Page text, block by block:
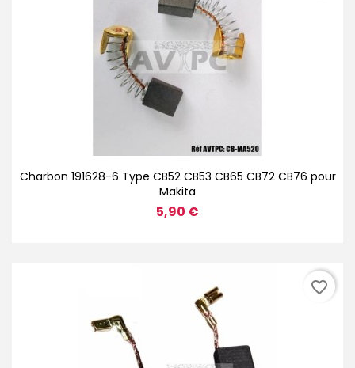
Charbon 191628-6 Type CB52 CB53 CB65 CB72 CB76 pour
Makita
5,90 €
favorite_border